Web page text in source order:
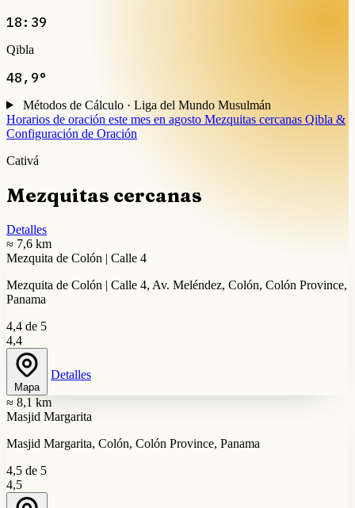
18:39
Qibla
48,9°
Métodos de Cálculo · Liga del Mundo Musulmán
Horarios de oración este mes en agosto Mezquitas cercanas Qibla &
Configuración de Oración
Cativá
Mezquitas cercanas
Detalles
≈ 7,6 km
Mezquita de Colón | Calle 4
Mezquita de Colón | Calle 4, Av. Meléndez, Colón, Colón Province,
Panama
4,4 de 5
4,4
Mapa
Detalles
≈ 8,1 km
Masjid Margarita
Masjid Margarita, Colón, Colón Province, Panama
4,5 de 5
4,5